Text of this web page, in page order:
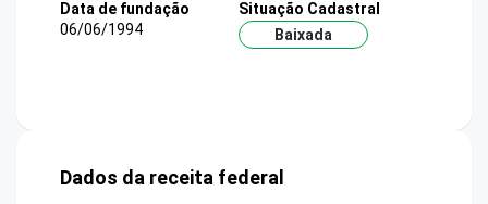
Data de fundação
06/06/1994
Situação Cadastral
Baixada
Dados da receita federal